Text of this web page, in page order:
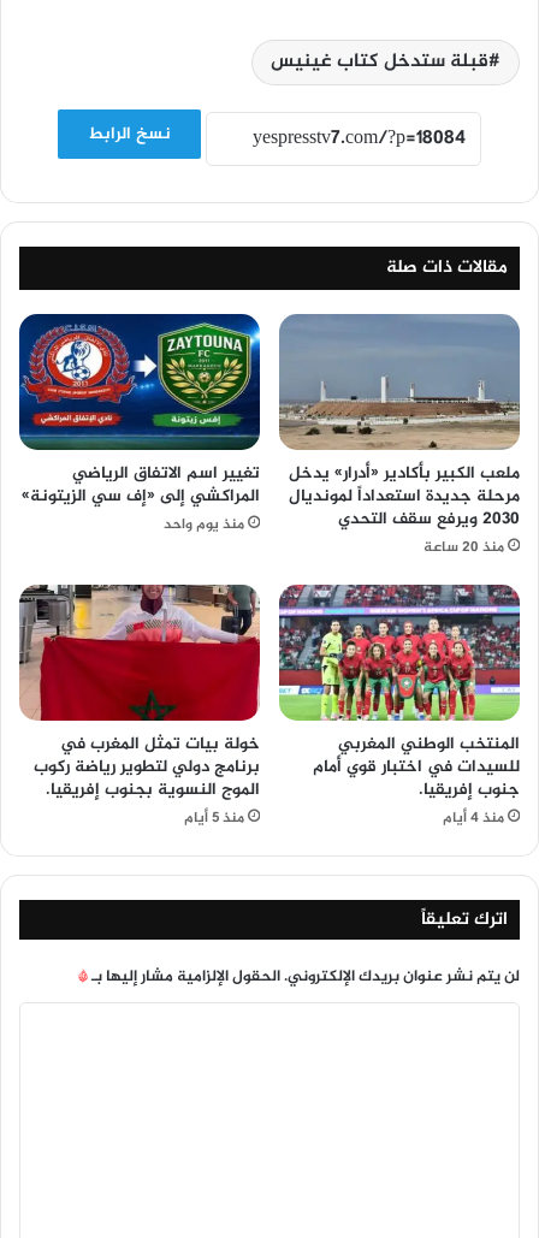
قبلة ستدخل كتاب غينيس
نسخ الرابط
مقالات ذات صلة
ملعب الكبير بأكادير «أدرار» يدخل
مرحلة جديدة استعداداً لمونديال
2030 ويرفع سقف التحدي
منذ 20 ساعة
تغيير اسم الاتفاق الرياضي
المراكشي إلى «إف سي الزيتونة»
منذ يوم واحد
المنتخب الوطني المغربي
للسيدات في اختبار قوي أمام
جنوب إفريقيا.
منذ 4 أيام
خولة بيات تمثل المغرب في
برنامج دولي لتطوير رياضة ركوب
الموج النسوية بجنوب إفريقيا.
منذ 5 أيام
اترك تعليقاً
لن يتم نشر عنوان بريدك الإلكتروني.الحقول الإلزامية مشار إليها بـ*